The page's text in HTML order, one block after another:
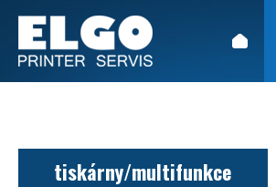
ÚVOD
tiskárny/multifunkce